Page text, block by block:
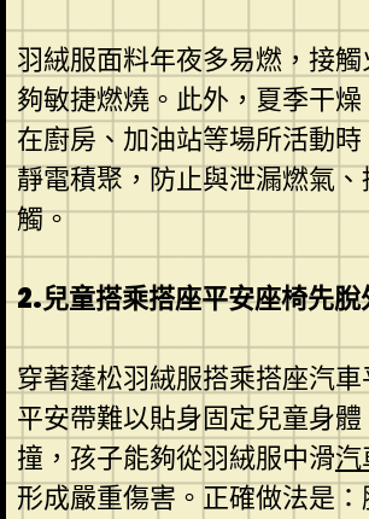
羽絨服面料年夜多易燃，接
夠敏捷燃燒。此外，夏季干
在廚房、加油站等場所活動
靜電積聚，防止與泄漏燃氣
觸。
2.兒童搭乘搭座平安座椅先脫
穿著蓬松羽絨服搭乘搭座汽車
平安帶難以貼身固定兒童身
撞，孩子能夠從羽絨服中滑
形成嚴重傷害。正確做法是